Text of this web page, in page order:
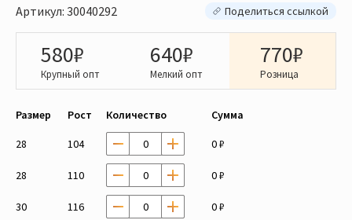
Артикул: 30040292 Поделиться ссылкой
580₽
Крупный опт
640₽
Мелкий опт
770₽
Розница
Размер Рост Количество Сумма
28 104 0 ₽
28 110 0 ₽
30 116 0 ₽